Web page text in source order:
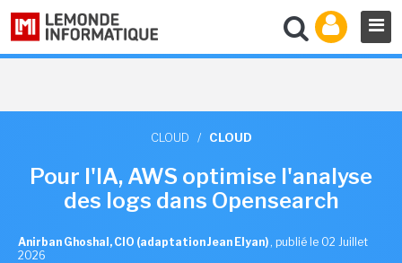
CLOUD / CLOUD
Pour l'IA, AWS optimise l'analyse
des logs dans Opensearch
Anirban Ghoshal, CIO (adaptation Jean Elyan) , publié le 02 Juillet
2026